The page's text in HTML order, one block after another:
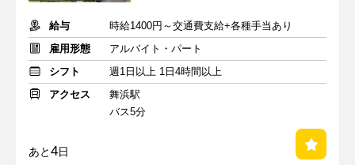
給与
時給1400円～交通費支給+各種手当あり
雇用形態
アルバイト・パート
シフト
週1日以上 1日4時間以上
アクセス
舞浜駅
バス5分
あと4日